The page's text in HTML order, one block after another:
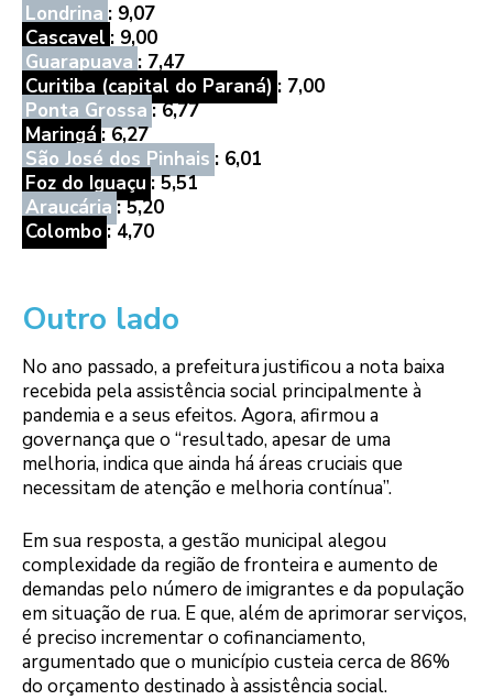
Londrina : 9,07
Cascavel : 9,00
Guarapuava : 7,47
Curitiba (capital do Paraná) : 7,00
Ponta Grossa : 6,77
Maringá : 6,27
São José dos Pinhais : 6,01
Foz do Iguaçu : 5,51
Araucária : 5,20
Colombo: 4,70
Outro lado
No ano passado, a prefeitura justificou a nota baixa
recebida pela assistência social principalmente à
pandemia e a seus efeitos. Agora, afirmou a
governança que o “resultado, apesar de uma
melhoria, indica que ainda há áreas cruciais que
necessitam de atenção e melhoria contínua”.
Em sua resposta, a gestão municipal alegou
complexidade da região de fronteira e aumento de
demandas pelo número de imigrantes e da população
em situação de rua. E que, além de aprimorar serviços,
é preciso incrementar o cofinanciamento,
argumentado que o município custeia cerca de 86%
do orçamento destinado à assistência social.